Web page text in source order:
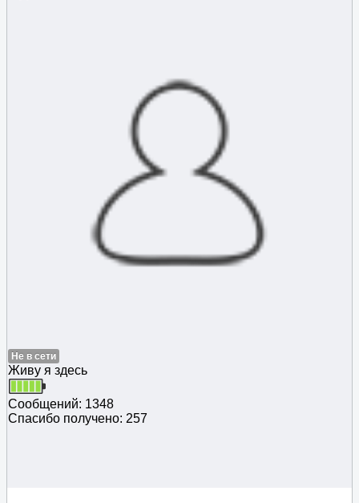
Не в сети
Живу я здесь
Сообщений: 1348
Спасибо получено: 257